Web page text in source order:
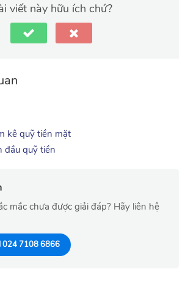
viết này hữu ích chứ?
kê quỹ tiền mặt
đầu quỹ tiền
mắc chưa được giải đáp? Hãy liên hệ
024 7108 6866